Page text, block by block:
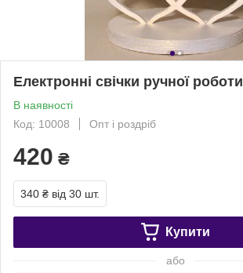
Електронні свічки ручної роботи
В наявності
Код: 10008
Опт і роздріб
420 ₴
340 ₴ від 30 шт.
Купити
або